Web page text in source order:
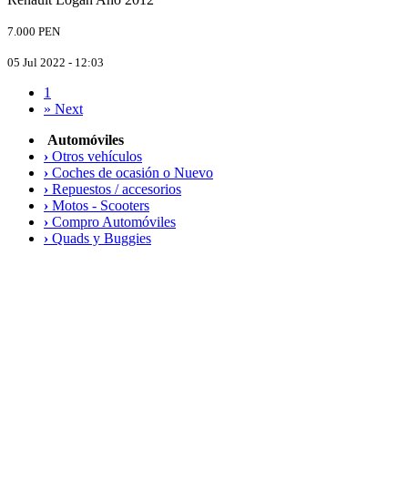
7.000 PEN
05 Jul 2022 - 12:03
1
» Next
Automóviles
› Otros vehículos
› Coches de ocasión o Nuevo
› Repuestos / accesorios
› Motos - Scooters
› Compro Automóviles
› Quads y Buggies